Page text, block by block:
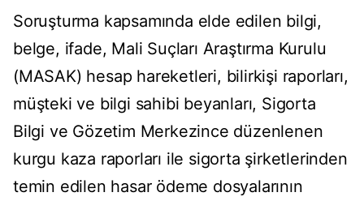
Soruşturma kapsamında elde edilen bilgi,
belge, ifade, Mali Suçları Araştırma Kurulu
(MASAK) hesap hareketleri, bilirkişi raporları,
müşteki ve bilgi sahibi beyanları, Sigorta
Bilgi ve Gözetim Merkezince düzenlenen
kurgu kaza raporları ile sigorta şirketlerinden
temin edilen hasar ödeme dosyalarının